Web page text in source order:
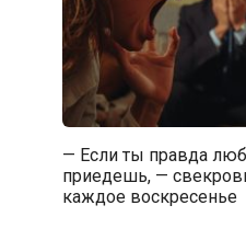
— Если ты правда
приедешь, —
каждое воскресенье